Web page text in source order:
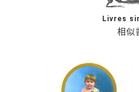
相似
Livres